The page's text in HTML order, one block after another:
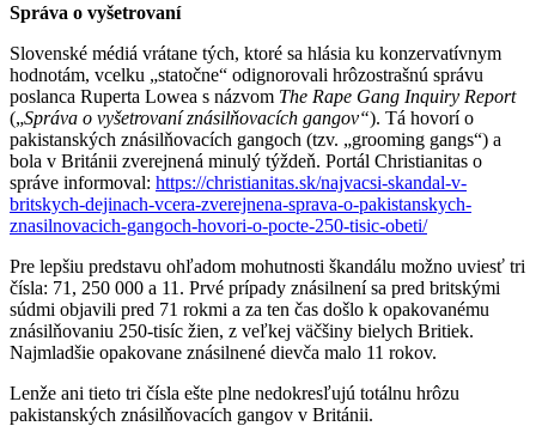
Správa o vyšetrovaní
Slovenské médiá vrátane tých, ktoré sa hlásia ku konzervatívnym
hodnotám, vcelku „statočne“ odignorovali hrôzostrašnú správu
poslanca Ruperta Lowea s názvom The Rape Gang Inquiry Report
(„Správa o vyšetrovaní znásilňovacích gangov“). Tá hovorí o
pakistanských znásilňovacích gangoch (tzv. „grooming gangs“) a
bola v Británii zverejnená minulý týždeň. Portál Christianitas o
správe informoval: https://christianitas.sk/najvacsi-skandal-v-
britskych-dejinach-vcera-zverejnena-sprava-o-pakistanskych-
znasilnovacich-gangoch-hovori-o-pocte-250-tisic-obeti/
Pre lepšiu predstavu ohľadom mohutnosti škandálu možno uviesť tri
čísla: 71, 250 000 a 11. Prvé prípady znásilnení sa pred britskými
súdmi objavili pred 71 rokmi a za ten čas došlo k opakovanému
znásilňovaniu 250-tisíc žien, z veľkej väčšiny bielych Britiek.
Najmladšie opakovane znásilnené dievča malo 11 rokov.
Lenže ani tieto tri čísla ešte plne nedokresľujú totálnu hrôzu
pakistanských znásilňovacích gangov v Británii.